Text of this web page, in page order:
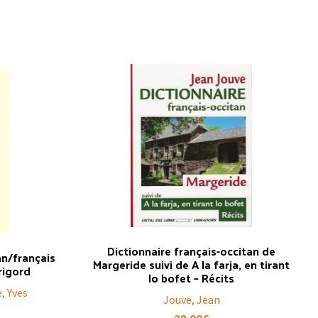
français
Yves
Dictionnaire français-occitan de
Margeride suivi de A la farja, en tirant
lo bofet – Récits
Jouve, Jean